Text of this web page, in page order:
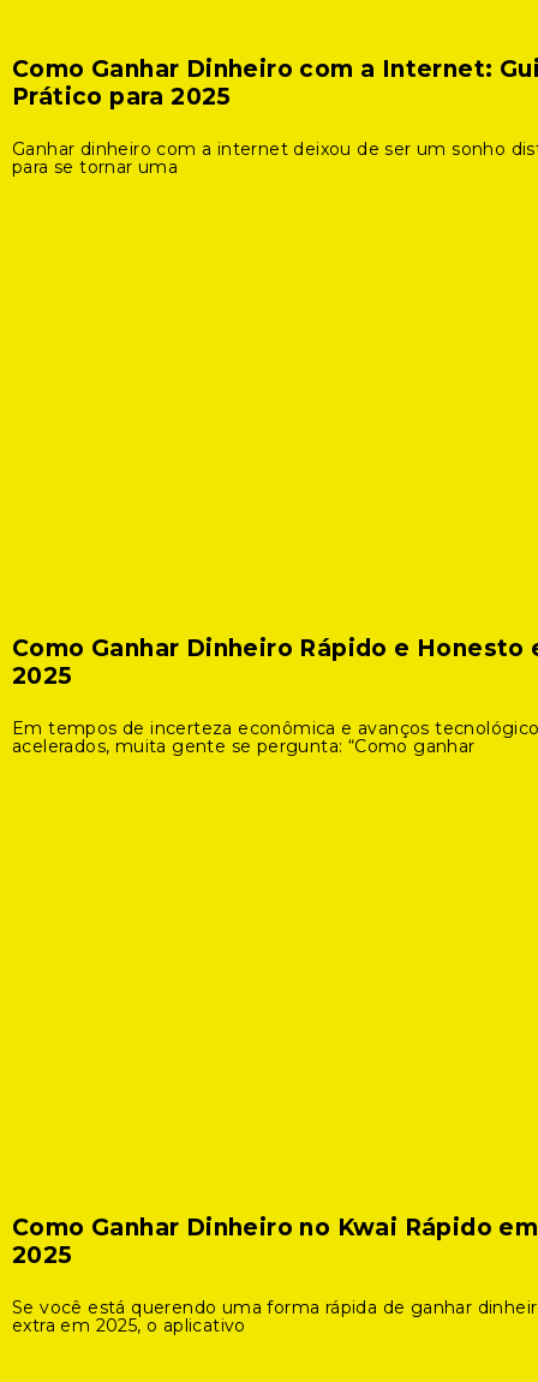
Como Ganhar Dinheiro com a Internet:
Prático para 2025
Ganhar dinheiro com a internet deixou de ser um sonho
para se tornar uma
Como Ganhar Dinheiro Rápido e Honesto
2025
Em tempos de incerteza econômica e avanços
acelerados, muita gente se pergunta: “Como ganhar
Como Ganhar Dinheiro no Kwai Rápido em
2025
Se você está querendo uma forma rápida de ganhar
extra em 2025, o aplicativo